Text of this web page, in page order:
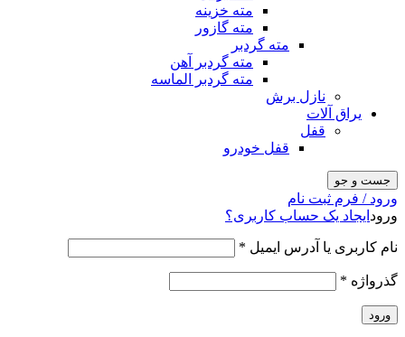
مته خزینه
مته گازور
مته گردبر
مته گردبر آهن
مته گردبر الماسه
نازل برش
یراق آلات
قفل
قفل خودرو
جست و جو
ورود / فرم ثبت نام
ورود ایجاد یک حساب کاربری؟
نام کاربری یا آدرس ایمیل *
گذرواژه *
ورود